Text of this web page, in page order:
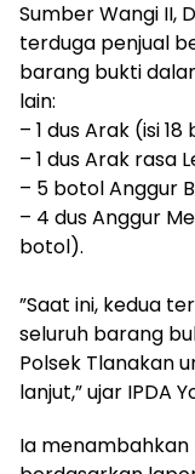
Sumber Wangi II,
terduga penjual
barang bukti
lain:
– ​1 dus Arak (isi
– ​1 dus Arak rasa
– ​5 botol Anggur
– ​4 dus Anggur
botol).
​”Saat ini, kedua
seluruh barang
Polsek Tlanakan
lanjut,” ujar IPDA
​Ia